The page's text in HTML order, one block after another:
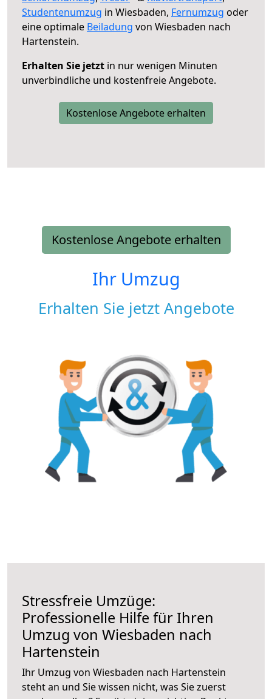
Studentenumzug in Wiesbaden, Fernumzug oder
eine optimale Beiladung von Wiesbaden nach
Hartenstein.
Erhalten Sie jetzt in nur wenigen Minuten
unverbindliche und kostenfreie Angebote.
Kostenlose Angebote erhalten
Kostenlose Angebote erhalten
Ihr Umzug
Erhalten Sie jetzt Angebote
Stressfreie Umzüge:
Professionelle Hilfe für Ihren
Umzug von Wiesbaden nach
Hartenstein
Ihr Umzug von Wiesbaden nach Hartenstein
steht an und Sie wissen nicht, was Sie zuerst